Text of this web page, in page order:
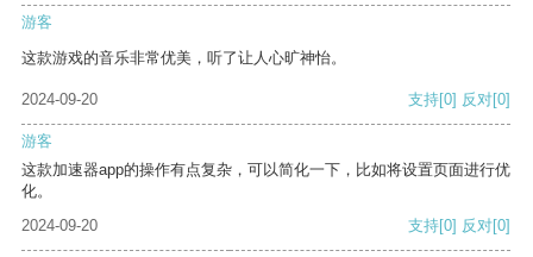
游客
这款游戏的音乐非常优美，听了让人心旷神怡。
2024-09-20 支持[0] 反对[0]
游客
这款加速器app的操作有点复杂，可以简化一下，比如将设置页面进行优
化。
2024-09-20
支持[0] 反对[0]